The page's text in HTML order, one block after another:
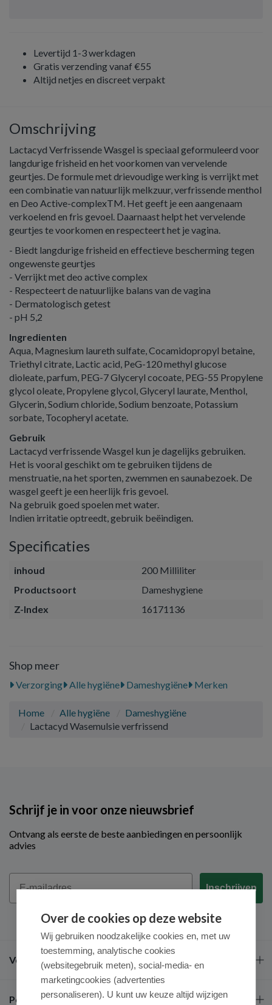
Levertijd 1-3 werkdagen
Gratis verzending vanaf €55
Altijd netjes en discreet verpakt
Omschrijving
Lactacyd Verfrissende Wasgel is speciaal geformuleerd voor
langdurige frisheid en het voorkomen van vervelende
geurtjes. De formule met drievoudige werking is verrijkt met
een combinatie van natuurlijk melkzuur, verfrissende menthol
en Deo Active-complexTM. Het geeft je een aangenaam
verkoelend en fris gevoel. Daarnaast helpt het vervelende
geurtjes te voorkomen en respecteert het je vagina.
- Biedt langdurige frisheid en effectieve bescherming tegen
ongewenste geurtjes
- Verrijkt met deo active complex
- Respecteert de natuurlijke balans van de vagina
- Dermatologisch getest
- pH 5,2
Ingredienten
Aqua, Magnesium laureth sulfate, Cocamidopropyl betaine,
Triethyl citrate, Lactic acid, PeG-120 methyl glucose
dioleate, parfum, PEG-7 Glyceryl cocoate, PEG-55 Propylene
glycol oleate, Propylene glycol, Glyceryl laurate, Menthol,
Glycerin, Sodium chloride, Sodium benzoate, Potassium
sorbate, Tocopheryl acetate.
Gebruik
Lactacyd verfrissende Wasgel kun je dagelijks gebruiken.
Het is vooral geschikt om te gebruiken tijdens de
menstruatie, na het sporten, zwemmen en saunabezoek. De
wasgel geeft je een heerlijk fris gevoel.
Na gebruik goed spoelen met water.
Indien irritatie optreedt, gebruik beëindigen.
Specificaties
inhoud
200 Milliliter
Productsoort
Dameshygiene
Z-Index
16171136
Shop meer
Verzorging Alle hygiëne Dameshygiëne Merken
Home Alle hygiëne
Dameshygiëne
Lactacyd Wasemulsie verfrissend
Schrijf je in voor onze nieuwsbrief
Ontvang als eerste de beste aanbiedingen en persoonlijk
advies
Email
Inschrijven
Veel gestelde vragen
Populaire merken
Over de cookies op deze website
Wij gebruiken noodzakelijke cookies en, met uw
toestemming, analytische cookies
(websitegebruik meten), social-media- en
marketingcookies (advertenties
personaliseren). U kunt uw keuze altijd wijzigen